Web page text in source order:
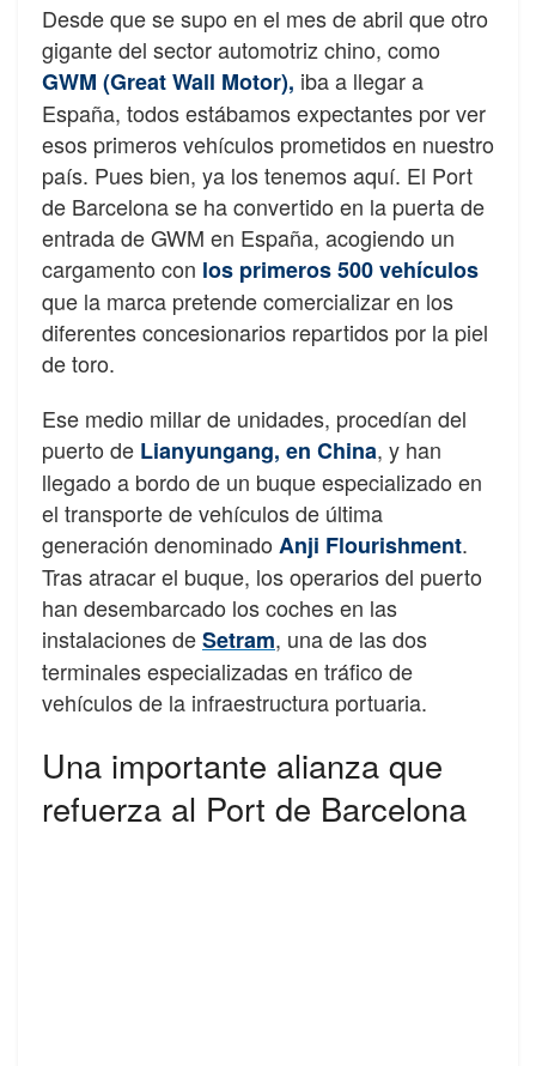
Desde que se supo en el mes de abril que otro
gigante del sector automotriz chino, como
GWM (Great Wall Motor), iba a llegar a
España, todos estábamos expectantes por ver
esos primeros vehículos prometidos en nuestro
país. Pues bien, ya los tenemos aquí. El Port
de Barcelona se ha convertido en la puerta de
entrada de GWM en España, acogiendo un
cargamento con los primeros 500 vehículos
que la marca pretende comercializar en los
diferentes concesionarios repartidos por la piel
de toro.
Ese medio millar de unidades, procedían del
puerto de Lianyungang, en China, y han
llegado a bordo de un buque especializado en
el transporte de vehículos de última
generación denominado Anji Flourishment.
Tras atracar el buque, los operarios del puerto
han desembarcado los coches en las
instalaciones deSetram, una de las dos
terminales especializadas en tráfico de
vehículos de la infraestructura portuaria.
Una importante alianza que
refuerza al Port de Barcelona